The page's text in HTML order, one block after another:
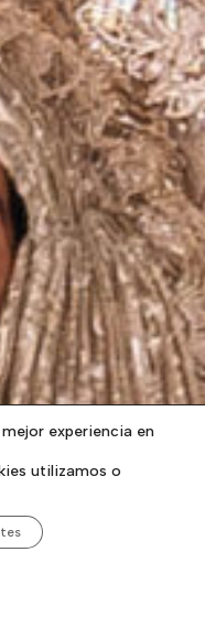
experiencia en
utilizamos o